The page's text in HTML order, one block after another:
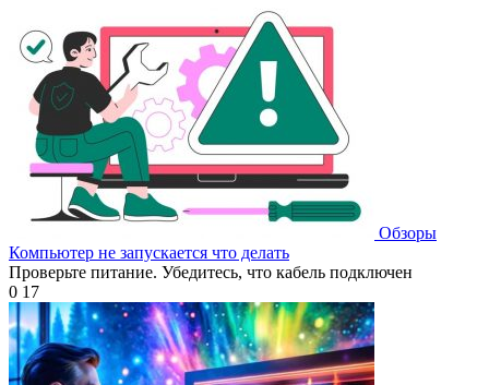
Обзоры
Компьютер не запускается что делать
Проверьте питание. Убедитесь, что кабель подключен
0 17